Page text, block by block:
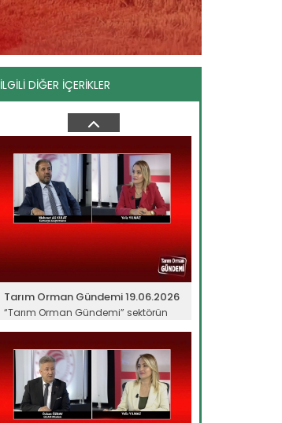
İLGİLİ DİĞER İÇERİKLER
Tarım Orman Gündemi 10.06.2026
“Tarım Orman Gündemi” sektörün
gündemini izleyici ile...
Tarım Orman Gündemi 19.06.2026
“Tarım Orman Gündemi” sektörün